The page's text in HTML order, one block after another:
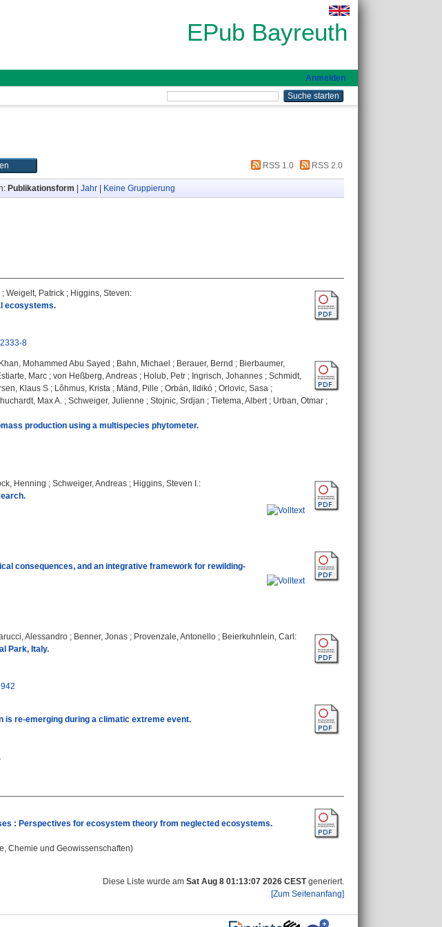
EPub Bayreuth
Anmelden
RSS 1.0 RSS 2.0
Publikationsform Jahr| Keine Gruppierung
; Weigelt, Patrick ; Higgins, Steven:
ecosystems.
8
Mohammed Abu Sayed ; Bahn, Michael ; Berauer, Bernd ; Bierbaumer,
Marc ; von Heßberg, Andreas ; Holub, Petr ; Ingrisch, Johannes ; Schmidt,
Klaus S ; Lõhmus, Krista ; Mänd, Pille ; Orbán, Ildikó ; Orlovic, Sasa ;
Max A. ; Schweiger, Julienne ; Stojnic, Srdjan ; Tietema, Albert; Urban, Otmar ;
production using a multispecies phytometer.
Henning ; Schweiger, Andreas ; Higgins, Steven I.:
consequences, and an integrative framework for rewilding-
Alessandro ; Benner, Jonas ; Provenzale, Antonello ; Beierkuhnlein, Carl :
Park, Italy.
is re-emerging during a climatic extreme event.
: Perspectives for ecosystem theory from neglected ecosystems.
Chemie und Geowissenschaften)
Diese Liste wurde am Sat Aug 8 01:13:07 2026 CESTgeneriert.
[Zum Seitenanfang]